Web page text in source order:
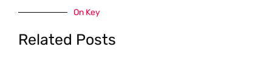
On Key
Related Posts